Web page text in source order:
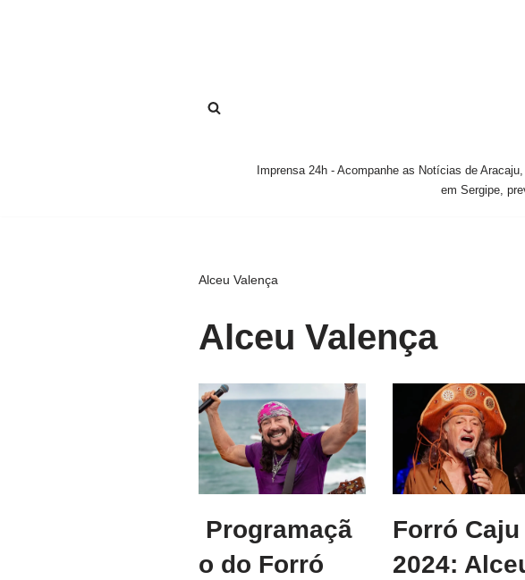
Imprensa 24h - Acompanhe as Notícias de
em Sergipe,
Alceu Valença
Alceu Valença
Programaçã
o do Forró
Forró Caju
2024: